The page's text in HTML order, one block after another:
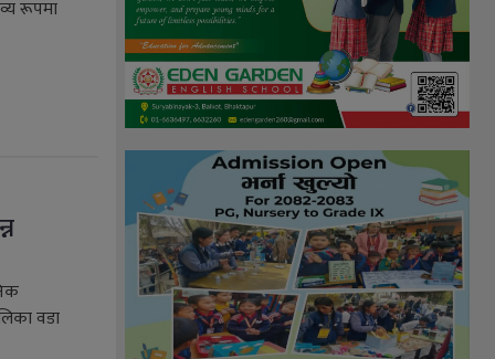
रूपमा
वडा